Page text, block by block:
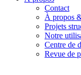
Contact
À propos
Projets
Notre
Centre de
Revue de